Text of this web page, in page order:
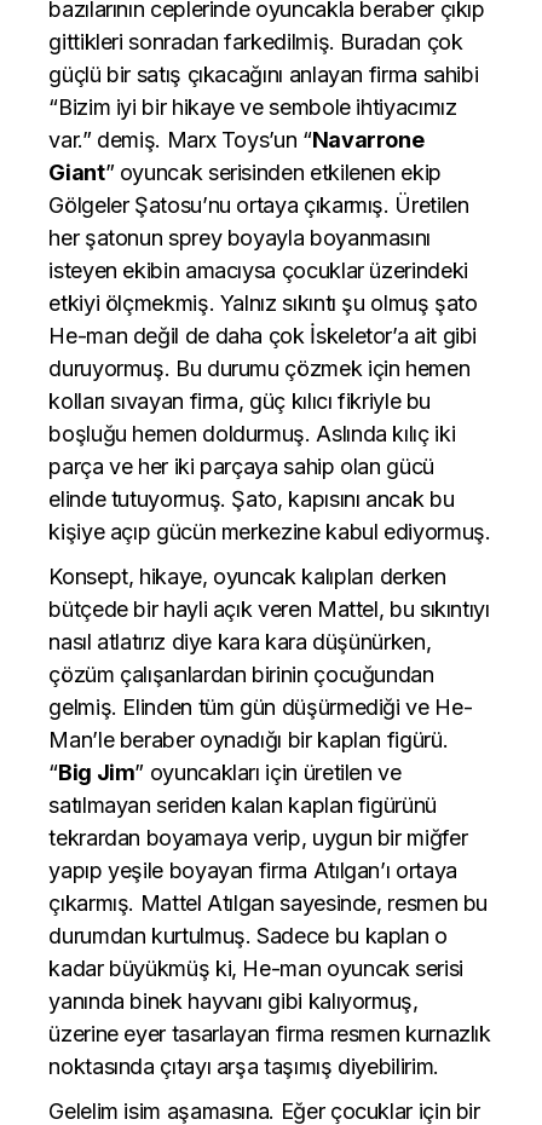
bazılarının ceplerinde oyuncakla beraber çıkıp
gittikleri sonradan farkedilmiş. Buradan çok
güçlü bir satış çıkacağını anlayan firma sahibi
“Bizim iyi bir hikaye ve sembole ihtiyacımız
var.” demiş. Marx Toys’un “Navarrone
Giant” oyuncak serisinden etkilenen ekip
Gölgeler Şatosu’nu ortaya çıkarmış. Üretilen
her şatonun sprey boyayla boyanmasını
isteyen ekibin amacıysa çocuklar üzerindeki
etkiyi ölçmekmiş. Yalnız sıkıntı şu olmuş şato
He-man değil de daha çok İskeletor’a ait gibi
duruyormuş. Bu durumu çözmek için hemen
kolları sıvayan firma, güç kılıcı fikriyle bu
boşluğu hemen doldurmuş. Aslında kılıç iki
parça ve her iki parçaya sahip olan gücü
elinde tutuyormuş. Şato, kapısını ancak bu
kişiye açıp gücün merkezine kabul ediyormuş.
Konsept, hikaye, oyuncak kalıpları derken
bütçede bir hayli açık veren Mattel, bu sıkıntıyı
nasıl atlatırız diye kara kara düşünürken,
çözüm çalışanlardan birinin çocuğundan
gelmiş. Elinden tüm gün düşürmediği ve He-
Man’le beraber oynadığı bir kaplan figürü.
“Big Jim” oyuncakları için üretilen ve
satılmayan seriden kalan kaplan figürünü
tekrardan boyamaya verip, uygun bir miğfer
yapıp yeşile boyayan firma Atılgan’ı ortaya
çıkarmış. Mattel Atılgan sayesinde, resmen bu
durumdan kurtulmuş. Sadece bu kaplan o
kadar büyükmüş ki, He-man oyuncak serisi
yanında binek hayvanı gibi kalıyormuş,
üzerine eyer tasarlayan firma resmen kurnazlık
noktasında çıtayı arşa taşımış diyebilirim.
Gelelim isim aşamasına. Eğer çocuklar için bir